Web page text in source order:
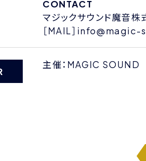
CONTACT
マジックサウンド魔音株
［MAIL］
主催：MAGIC SOUND